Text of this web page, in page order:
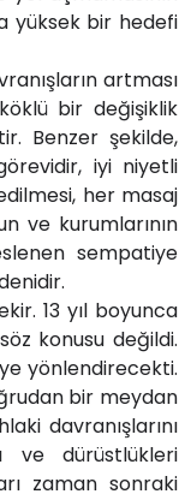
yüksek bir hedefi
artması
bir değişiklik
Benzer şekilde,
iyi niyetli
her masaj
ve kurumlarının
sempatiye
13 yıl boyunca
konusu değildi.
yönlendirecekti.
bir meydan
davranışlarını
dürüstlükleri
zaman sonraki